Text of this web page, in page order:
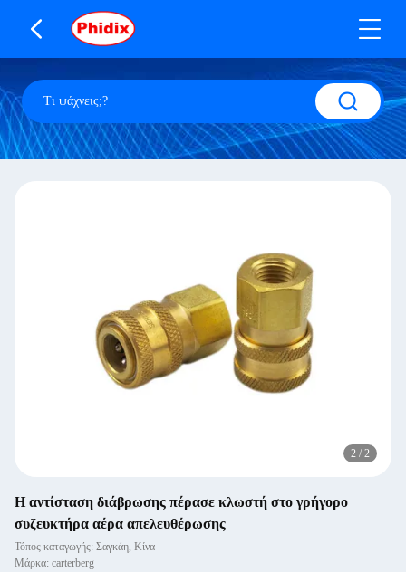
2 / 2
Η αντίσταση διάβρωσης πέρασε κλωστή στο γρήγορο
συζευκτήρα αέρα απελευθέρωσης
Τόπος καταγωγής: Σαγκάη, Κίνα
Μάρκα: carterberg